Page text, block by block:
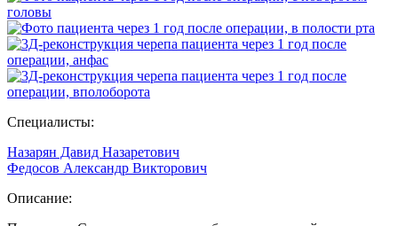
Специалисты:
Назарян Давид Назаретович
Федосов Александр Викторович
Описание: